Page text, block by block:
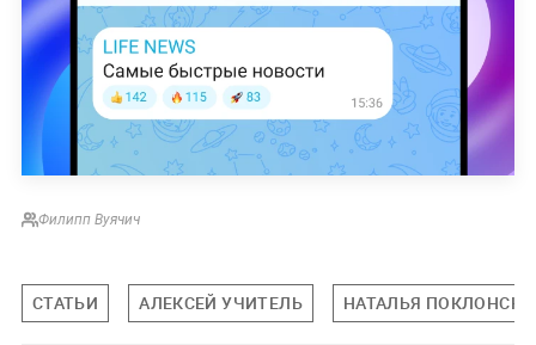
Филипп Вуячич
СТАТЬИ АЛЕКСЕЙ УЧИТЕЛЬ НАТАЛЬЯ